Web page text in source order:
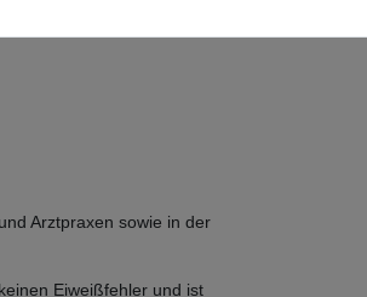
Arztpraxen sowie in der
Eiweißfehler und ist